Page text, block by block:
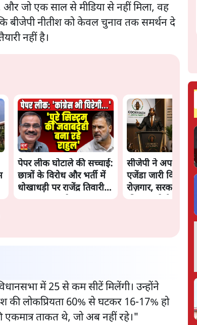
और जो एक साल से मीडिया से नहीं मिला, वह
बीजेपी नीतीश को केवल चुनाव तक समर्थन दे
नहीं है।
पेपर लीक घोटाले की सच्चाई:
छात्रों के विरोध और भर्ती में
धोखाधड़ी पर राजेंद्र तिवारी।
सीजेपी ने अपना 4
एजेंडा जारी किया-
रोज़गार, सरकारी
में 25 से कम सीटें मिलेंगी। उन्होंने
की लोकप्रियता 60% से घटकर 16-17% हो
ताकत थे, जो अब नहीं रहे।"